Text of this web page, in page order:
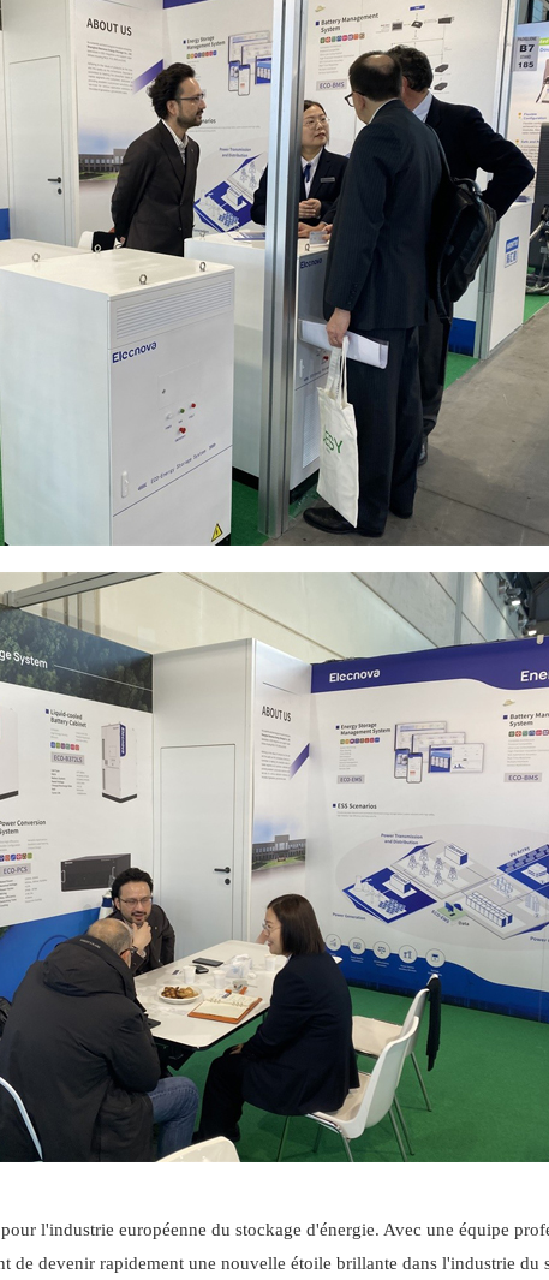
l'industrie européenne du stockage d'énergie. Avec une équipe
de devenir rapidement une nouvelle étoile brillante dans l'industrie du